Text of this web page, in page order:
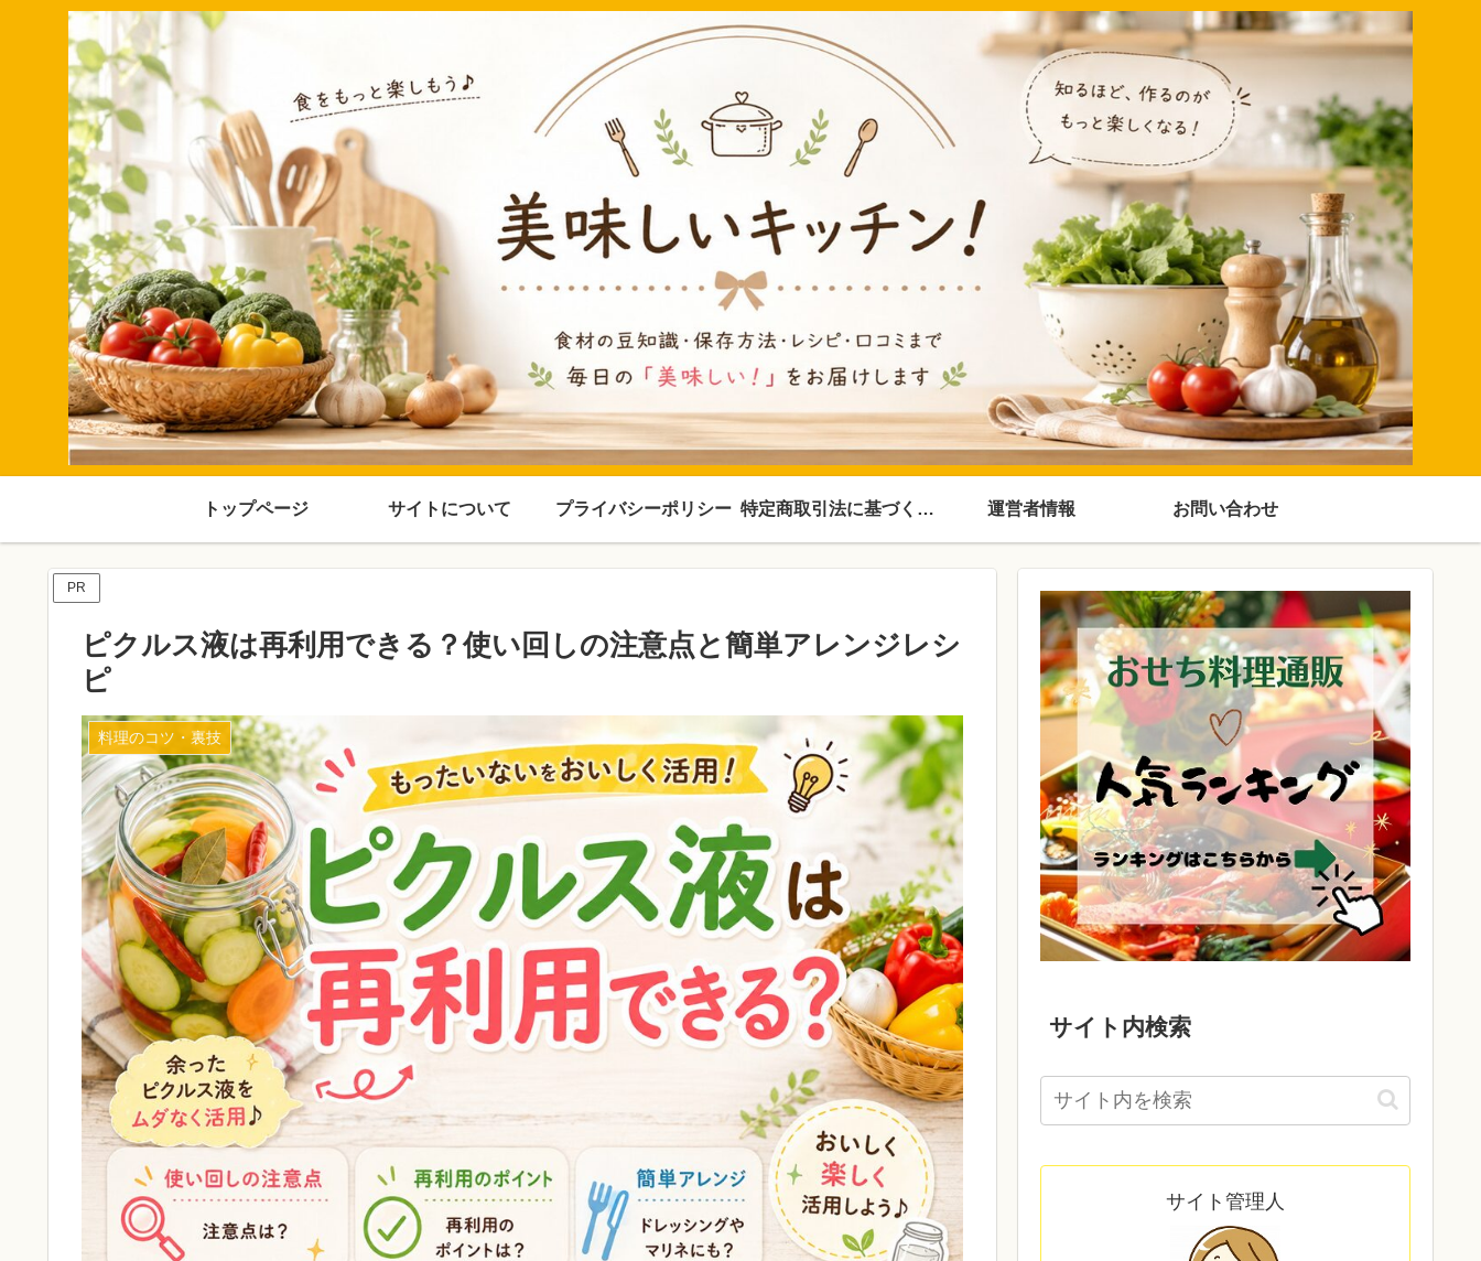
トップページ サイトについて プライバシーポリシー 特定商取引法に基づく表記 運営者情報 お問い合わせ
PR
ピクルス液は再利用できる？使い回しの注意点と簡単アレンジレシ
ピ
料理のコツ・裏技
サイト内検索
サイト管理人